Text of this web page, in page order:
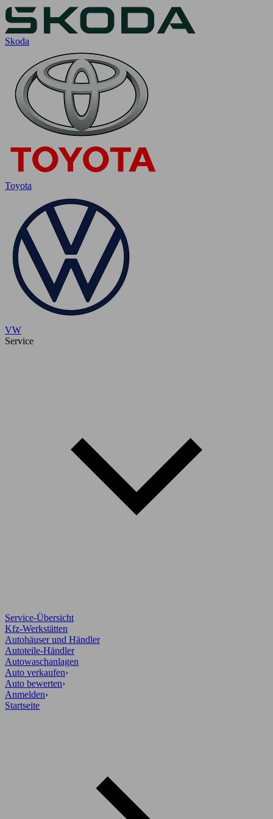
Skoda
Toyota
VW
Service
Service-Übersicht
Kfz-Werkstätten
Autohäuser und Händler
Autoteile-Händler
Autowaschanlagen
Auto verkaufen›
Auto bewerten›
Anmelden›
Startseite